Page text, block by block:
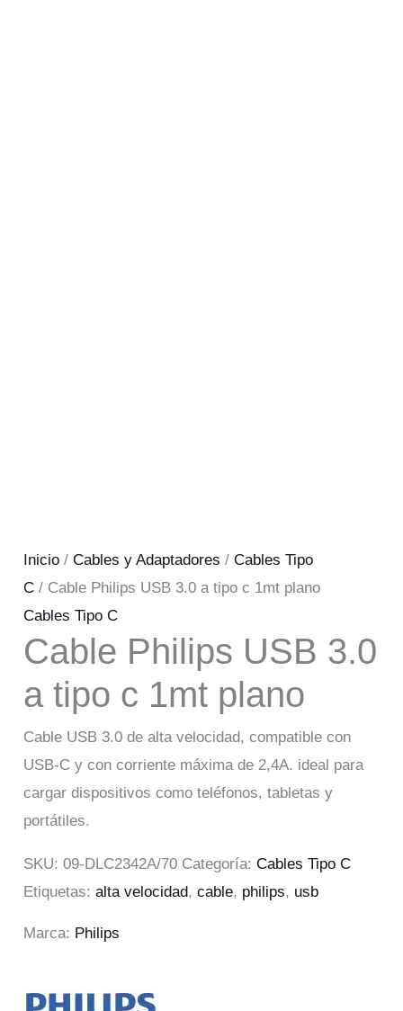
Inicio /Cables y Adaptadores /Cables Tipo
C / Cable Philips USB 3.0 a tipo c 1mt plano
Cables Tipo C
Cable Philips USB 3.0
a tipo c 1mt plano
Cable USB 3.0 de alta velocidad, compatible con
USB-C y con corriente máxima de 2,4A. ideal para
cargar dispositivos como teléfonos, tabletas y
portátiles.
SKU:09-DLC2342A/70 Categoría:Cables Tipo C
Etiquetas:alta velocidad,cable, philips, usb
Marca: Philips